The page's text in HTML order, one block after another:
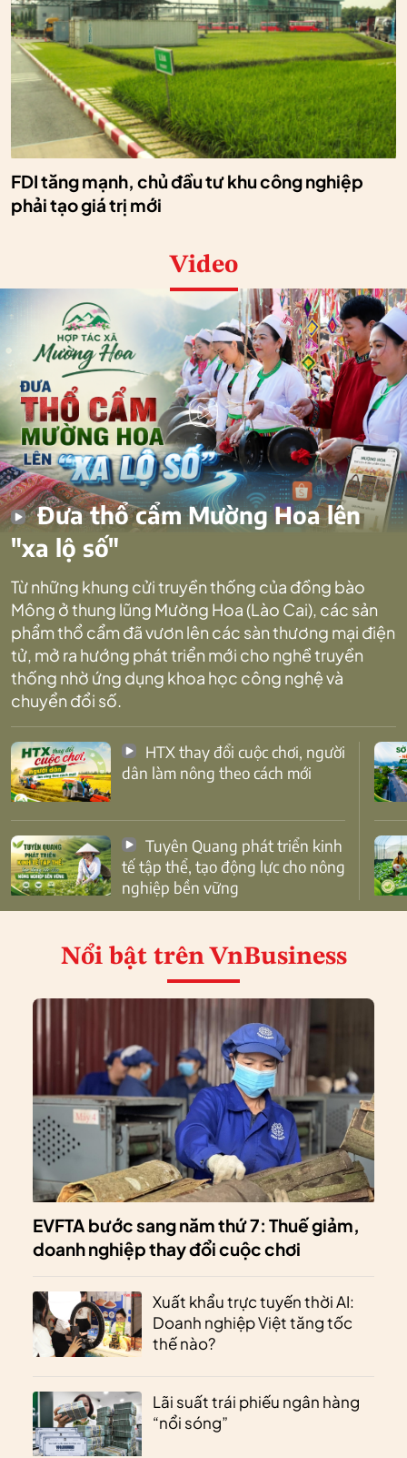
FDI tăng mạnh, chủ đầu tư khu công nghiệp
phải tạo giá trị mới
Video
Đưa thổ cẩm Mường Hoa lên
"xa lộ số"
Từ những khung cửi truyền thống của đồng bào
Mông ở thung lũng Mường Hoa (Lào Cai), các sản
phẩm thổ cẩm đã vươn lên các sàn thương mại điện
tử, mở ra hướng phát triển mới cho nghề truyền
thống nhờ ứng dụng khoa học công nghệ và
chuyển đổi số.
dân làm nông theo cách mới
tế tập thể, tạo động lực cho nông
nghiệp bền vững
Nổi bật trên VnBusiness
EVFTA bước sang năm thứ 7: Thuế giảm,
doanh nghiệp thay đổi cuộc chơi
Xuất khẩu trực tuyến thời AI:
Doanh nghiệp Việt tăng tốc
thế nào?
Lãi suất trái phiếu ngân hàng
“nổi sóng”